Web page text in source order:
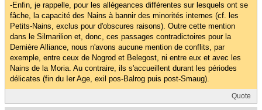
-Enfin, je rappelle, pour les allégeances différentes sur lesquels ont se
fâche, la capacité des Nains à bannir des minorités internes (cf. les
Petits-Nains, exclus pour d'obscures raisons). Outre cette mention
dans le Silmarilion et, donc, ces passages contradictoires pour la
Dernière Alliance, nous n'avons aucune mention de conflits, par
exemple, entre ceux de Nogrod et Belegost, ni entre eux et avec les
Nains de la Moria. Au contraire, ils s'accueillent durant les périodes
délicates (fin du Ier Age, exil pos-Balrog puis post-Smaug).
Quote